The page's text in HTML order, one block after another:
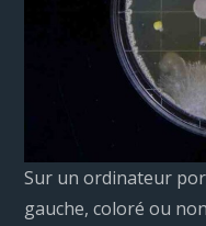
Sur un ordinateur
gauche, coloré ou